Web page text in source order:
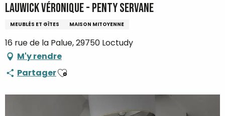
LAUWICK Véronique - Penty Servane
MEUBLÉS ET GÎTES MAISON MITOYENNE
16 rue de la Palue, 29750 Loctudy
M'y rendre
PartagerAjouter aux favoris